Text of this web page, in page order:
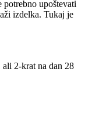
potrebno upoštevati
izdelka. Tukaj je
2-krat na dan 28